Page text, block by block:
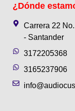
¿Dónde
Carrera 22
- Santander
3172205368
3165237906